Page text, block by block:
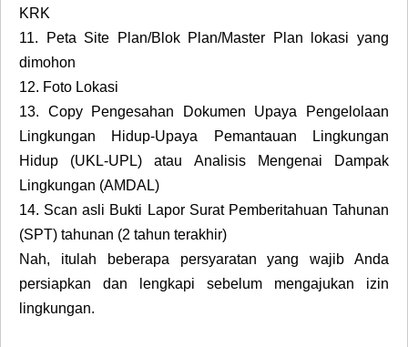
KRK
11.
Peta Site Plan/Blok Plan/Master Plan lokasi yang
dimohon
12. Foto Lokasi
13.
Copy Pengesahan Dokumen Upaya Pengelolaan
Lingkungan Hidup-Upaya Pemantauan Lingkungan
Hidup (UKL-UPL) atau Analisis Mengenai Dampak
Lingkungan (AMDAL)
14. Scan asli Bukti Lapor Surat Pemberitahuan Tahunan
(SPT) tahunan (2 tahun terakhir)
Nah, itulah beberapa persyaratan yang wajib Anda
persiapkan dan lengkapi sebelum mengajukan izin
lingkungan.